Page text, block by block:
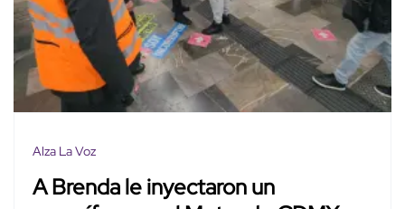
Alza La Voz
A Brenda le inyectaron un